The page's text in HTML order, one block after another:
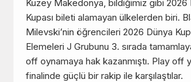
Kuzey Makedonya, bildiğimiz gibi 2026
Kupası bileti alamayan ülkelerden biri.
Milevski’nin öğrencileri 2026 Dünya
Elemeleri J Grubunu 3. sırada
off oynamaya hak kazanmıştı. Play off
finalinde güçlü bir rakip ile karşılaştılar.